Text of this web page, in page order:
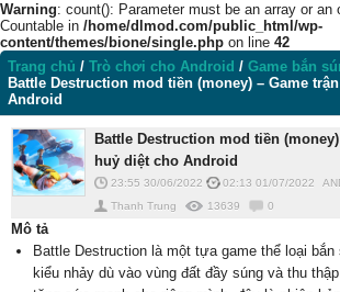
Warning: count(): Parameter must be an array or an
Countable in /home/dlmod.com/public_html/wp-
content/themes/bione/single.php on line 42
Trang chủ / Trò chơi cho Android / Game bắn
Battle Destruction mod tiền (money) – Game
Android
Battle Destruction mod tiền
huỷ diệt cho Android
23:55 30/06/2022 02:13 01/07/2022
Thanh Trung
13639 0
Mô tả
Battle Destruction là một tựa game thể loại bắn
kiểu nhảy dù vào vùng đất đầy súng và thu